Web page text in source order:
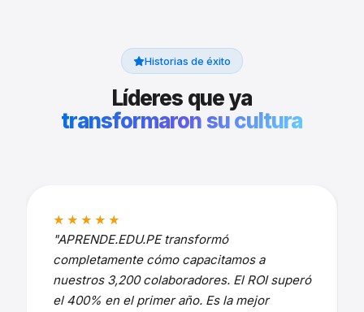
Historias de éxito
Líderes que ya
transformaron su cultura
★★★★★
"APRENDE.EDU.PE transformó
completamente cómo capacitamos a
nuestros 3,200 colaboradores. El ROI superó
el 400% en el primer año. Es la mejor